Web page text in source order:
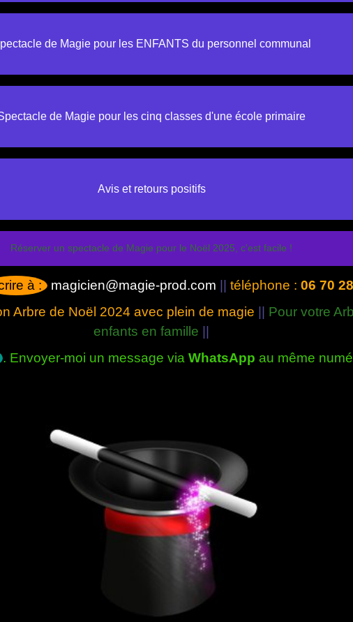
de Magie pour les ENFANTS du personnel communal
de Magie pour les cinq classes d'une école primaire
Avis et retours positifs
Réserver un spectacle de Magie pour le Noël 2025, c'est facile !
à : magicien@magie-prod.com téléphone : 06 70
Arbre de Noël 2024 avec plein de magie
Pour votre
enfants en famille
. Envoyer-moi un message via WhatsApp au même